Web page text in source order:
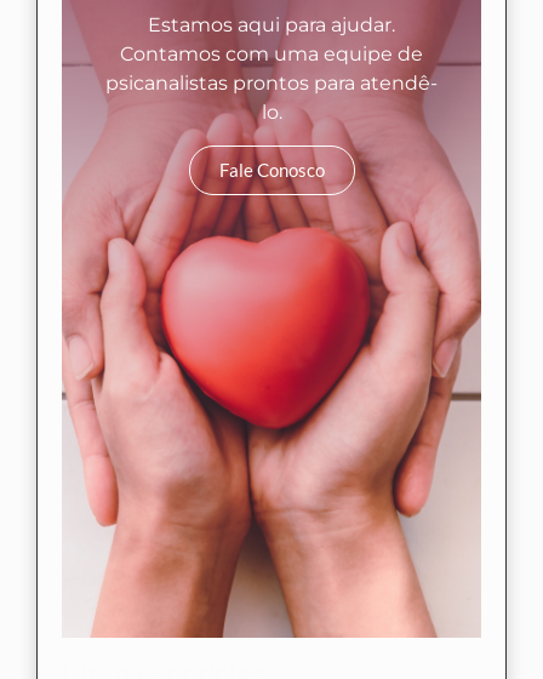
Estamos aqui para ajudar.
Contamos com uma equipe de
psicanalistas prontos para atendê-
lo.
Fale Conosco